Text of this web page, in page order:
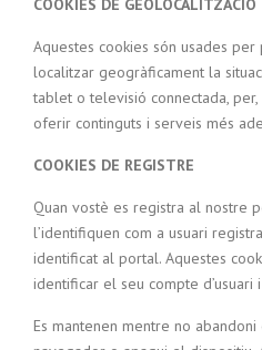
COOKIES DE GEOLOCALITZACIÓ
Aquestes cookies són usades
localitzar geogràficament la
tablet o televisió connectada,
oferir continguts i serveis més
COOKIES DE REGISTRE
Quan vostè es registra al nostre
l’identifiquen com a usuari
identificat al portal. Aquestes
identificar el seu compte d’usuari
Es mantenen mentre no